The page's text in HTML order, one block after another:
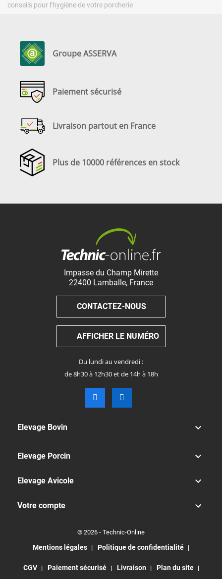
conseils pour l’hygiène de votre porcherie
Groupe ASSERVA
Paiement sécurisé
Livraison partout en France
Plus de 10000 références en stock
Impasse du Champ Mirette
22400 Lamballe, France
CONTACTEZ-NOUS
AFFICHER LE NUMÉRO
Du lundi au vendredi :
de 8h30 à 12h30 et de 14h à 18h
Elevage Bovin 
Elevage Porcin 
Elevage Avicole 
Votre compte 
© 2026 - Technic-Online
Mentions légales Politique de confidentialité
CGV Paiement sécurisé Livraison Plan du site